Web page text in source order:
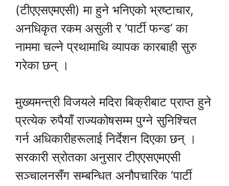
(टीएएसएमएसी) मा हुने भनिएको भ्रष्टाचार,
अनधिकृत रकम असुली र ‘पार्टी फन्ड’ का
नाममा चल्ने प्रथामाथि व्यापक कारबाही सुरु
गरेका छन् ।
मुख्यमन्त्री विजयले मदिरा बिक्रीबाट प्राप्त हुने
प्रत्येक रुपैयाँ राज्यकोषसम्म पुग्ने सुनिश्चित
गर्न अधिकारीहरूलाई निर्देशन दिएका छन् ।
सरकारी स्रोतका अनुसार टीएएसएमएसी
सञ्चालनसँग सम्बन्धित अनौपचारिक ‘पार्टी